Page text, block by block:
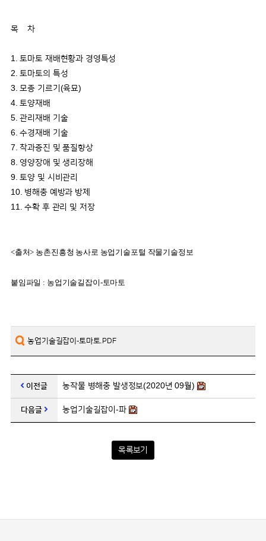
목 차
1. 토마토 재배현황과 경영특성
2. 토마토의 특성
3. 모종 기르기(육묘)
4. 토양재배
5. 관리재배 기술
6. 수경재배 기술
7. 착과증진 및 품질향상
8. 영양장애 및 생리장해
9. 토양 및 시비관리
10. 병해충 예방과 방제
11. 수확 후 관리 및 저장
<출처> 농촌진흥청 농사로 농업기술포털 작물기술정보
붙임파일 : 농업기술길잡이-토마토
농업기술길잡이-토마토.PDF
이전글 농작물 병해충 발생정보(2020년 09월)
다음글 농업기술길잡이-파
목록보기